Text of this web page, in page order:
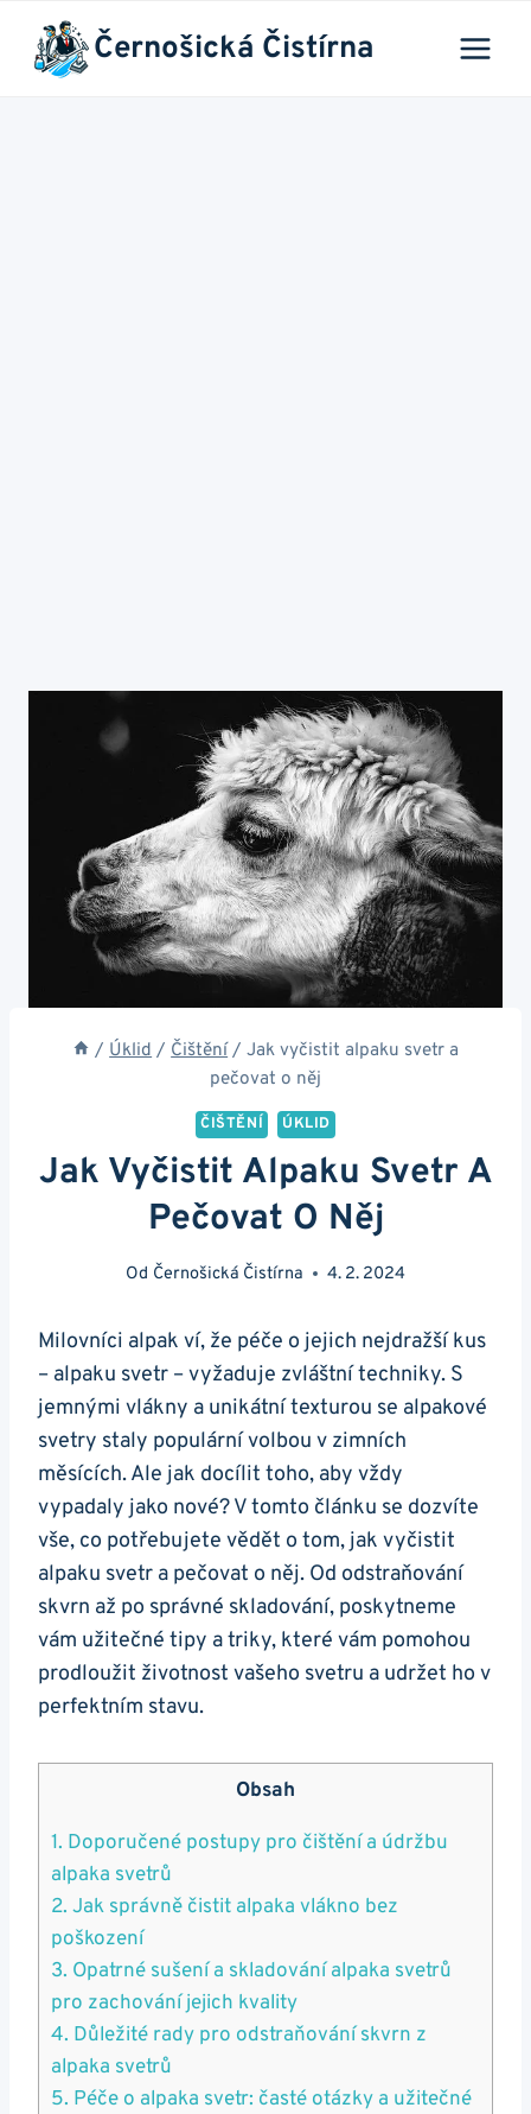
Přeskočit
obsah
Černošická Čistírna
/ Úklid / Čištění / Jak vyčistit alpaku svetr a
pečovat o něj
ČIŠTĚNÍ ÚKLID
Jak Vyčistit Alpaku Svetr A
Pečovat O Něj
Od Černošická Čistírna 4. 2. 2024
Milovníci alpak ví, že péče o jejich nejdražší kus
– alpaku svetr – vyžaduje zvláštní techniky. S
jemnými vlákny a unikátní texturou se alpakové
svetry staly populární volbou v zimních
‌měsících. Ale jak docílit toho, aby vždy
vypadaly⁣ jako nové? V tomto​ článku se dozvíte
vše,‌ co potřebujete vědět o tom, jak vyčistit
alpaku ​svetr a pečovat ​o ⁣něj. ⁣Od odstraňování
skvrn až po správné ⁢skladování, poskytneme
vám užitečné​ tipy​ a triky, které⁤ vám pomohou
prodloužit životnost vašeho svetru a‍ udržet ho v
perfektním stavu.
Obsah
1. ⁢Doporučené postupy pro čištění ‌a údržbu
alpaka svetrů
2. Jak správně čistit alpaka vlákno bez
poškození
3. ‌Opatrné sušení⁢ a ‍skladování alpaka svetrů
pro zachování jejich kvality
4. Důležité rady pro ⁢odstraňování skvrn z
alpaka svetrů
5. Péče o alpaka‍ svetr:​ časté otázky a užitečné